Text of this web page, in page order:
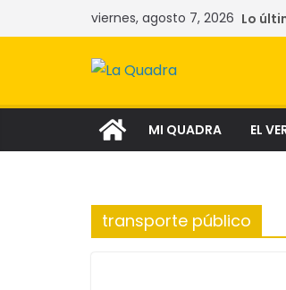
al
viernes, agosto 7, 2026 Lo
MI QUADRA EL
transporte público